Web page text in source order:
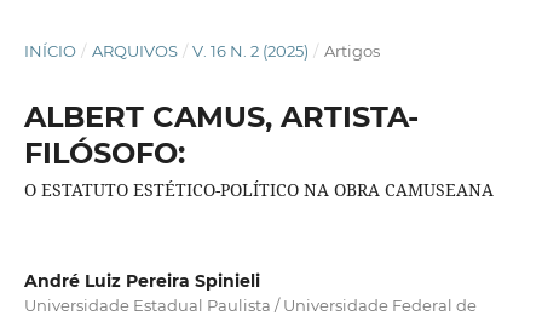
INÍCIO / ARQUIVOS / V. 16 N. 2 (2025) / Artigos
ALBERT CAMUS, ARTISTA-
FILÓSOFO:
O ESTATUTO ESTÉTICO-POLÍTICO NA OBRA CAMUSEANA
André Luiz Pereira Spinieli
Universidade Estadual Paulista / Universidade Federal de